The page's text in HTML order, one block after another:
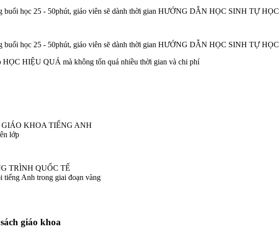
học 25 - 50phút, giáo viên sẽ dành thời gian HƯỚNG DẪN HỌC SINH TỰ HỌC
học 25 - 50phút, giáo viên sẽ dành thời gian HƯỚNG DẪN HỌC SINH TỰ HỌC
HỌC HIỆU QUẢ mà không tốn quá nhiều thời gian và chi phí
KHOA TIẾNG ANH
lớp
TRÌNH QUỐC TẾ
Anh trong giai đoạn vàng
giáo khoa